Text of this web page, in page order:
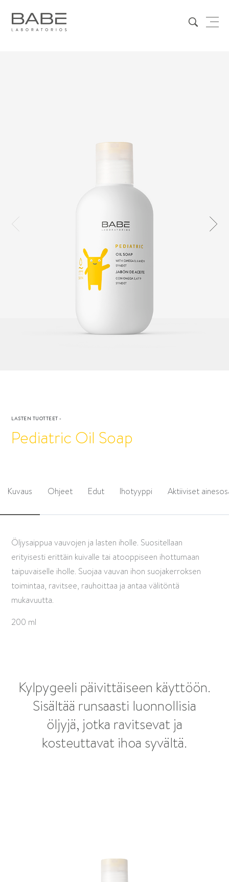
LASTEN TUOTTEET-
Pediatric Oil Soap
Kuvaus Ohjeet Edut Ihotyyppi Aktiiviset
Öljysaippua vauvojen ja lasten iholle. Suositellaan
erityisesti erittäin kuivalle tai atooppiseen ihottumaan
taipuvaiselle iholle. Suojaa vauvan ihon suojakerroksen
toimintaa, ravitsee, rauhoittaa ja antaa välitöntä
mukavuutta.
200 ml
Kylpygeeli päivittäiseen käyttöön.
Sisältää runsaasti luonnollisia
öljyjä, jotka ravitsevat ja
kosteuttavat ihoa syvältä.